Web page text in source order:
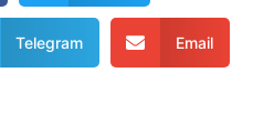
Telegram Email